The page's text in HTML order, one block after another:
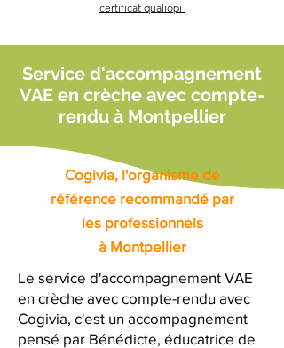
certificat qualiopi
Service d'accompagnement
VAE en crèche avec compte-
rendu à Montpellier
Cogivia, l'organisme de
référence recommandé par
les professionnels
à Montpellier
Le service d'accompagnement VAE
en crèche avec compte-rendu avec
Cogivia, c'est un accompagnement
pensé par Bénédicte, éducatrice de